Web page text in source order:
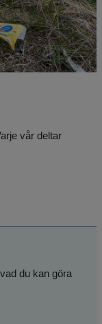
vår deltar
du kan göra